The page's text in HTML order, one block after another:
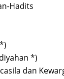
Hadits
*)
dan